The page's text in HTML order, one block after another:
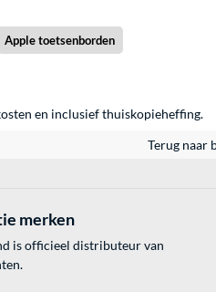
Apple toetsenborden
en inclusief thuiskopieheffing.
Terug naar
merken
is officieel distributeur van